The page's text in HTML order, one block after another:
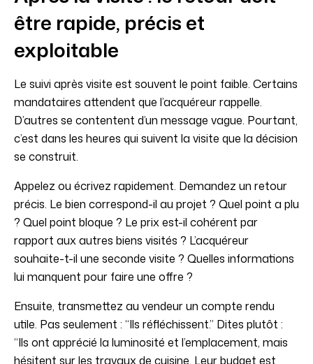
être rapide, précis et
exploitable
Le suivi après visite est souvent le point faible. Certains
mandataires attendent que l’acquéreur rappelle.
D’autres se contentent d’un message vague. Pourtant,
c’est dans les heures qui suivent la visite que la décision
se construit.
Appelez ou écrivez rapidement. Demandez un retour
précis. Le bien correspond-il au projet ? Quel point a plu
? Quel point bloque ? Le prix est-il cohérent par
rapport aux autres biens visités ? L’acquéreur
souhaite-t-il une seconde visite ? Quelles informations
lui manquent pour faire une offre ?
Ensuite, transmettez au vendeur un compte rendu
utile. Pas seulement : “Ils réfléchissent.” Dites plutôt :
“Ils ont apprécié la luminosité et l’emplacement, mais
hésitent sur les travaux de cuisine. Leur budget est